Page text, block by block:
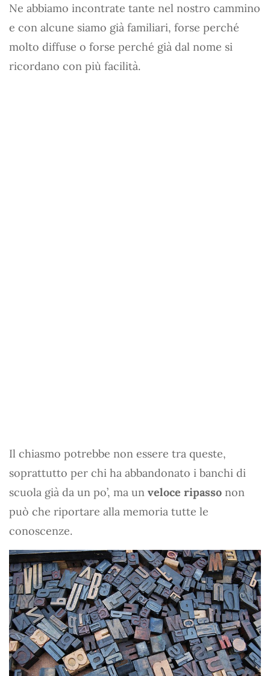
Ne abbiamo incontrate tante nel nostro cammino
e con alcune siamo già familiari, forse perché
molto diffuse o forse perché già dal nome si
ricordano con più facilità.
Il chiasmo potrebbe non essere tra queste,
soprattutto per chi ha abbandonato i banchi di
scuola già da un po’, ma un veloce ripasso non
può che riportare alla memoria tutte le
conoscenze.